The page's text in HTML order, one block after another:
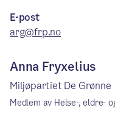
E-post
arg@frp.no
Anna Fryxelius
Miljøpartiet De Grønne
Medlem av Helse-, eldre-